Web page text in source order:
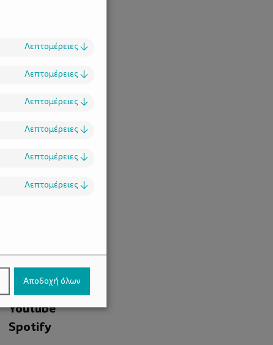
Facebook
Instagram
Youtube
Spotify
Λεπτομέρειες ↓
Λεπτομέρειες ↓
Λεπτομέρειες ↓
Λεπτομέρειες ↓
Λεπτομέρειες ↓
Λεπτομέρειες ↓
Αποδοχή όλων